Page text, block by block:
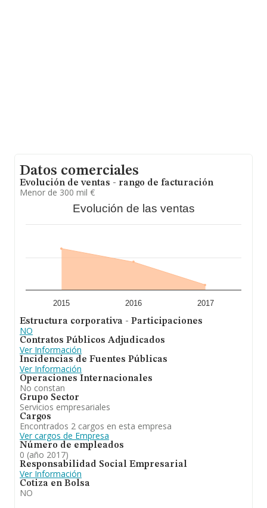
Datos comerciales
Evolución de ventas - rango de facturación
Menor de 300 mil €
Evolución de las ventas
2015 2016 2017
Estructura corporativa - Participaciones
NO
Contratos Públicos Adjudicados
Ver Información
Incidencias de Fuentes Públicas
Ver Información
Operaciones Internacionales
No constan
Grupo Sector
Servicios empresariales
Cargos
Encontrados 2 cargos en esta empresa
Ver cargos de Empresa
Número de empleados
0 (año 2017)
Responsabilidad Social Empresarial
Ver Información
Cotiza en Bolsa
NO